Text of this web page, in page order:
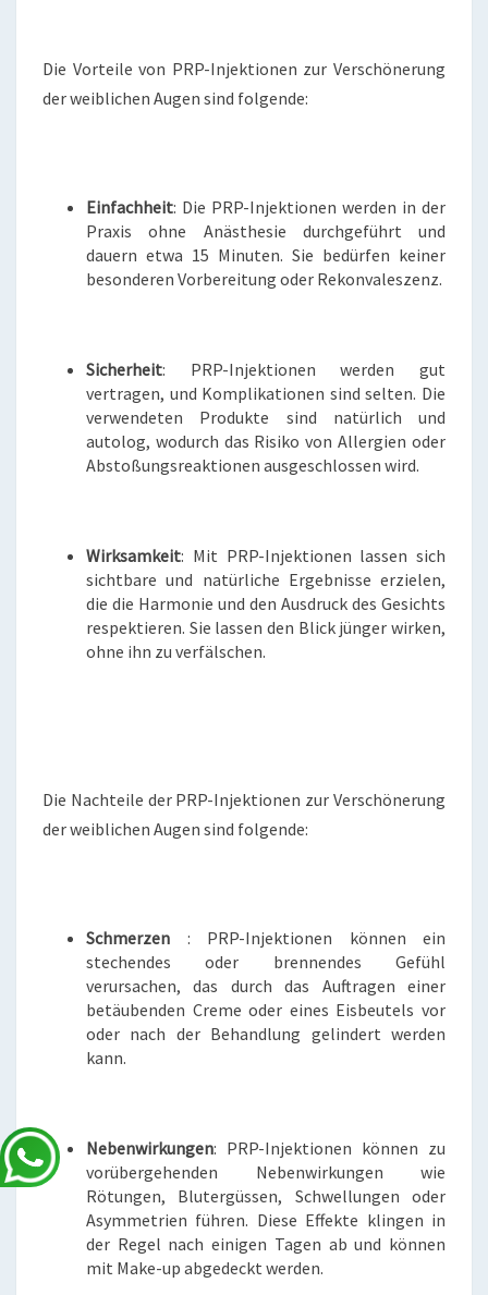
Die Vorteile von PRP-Injektionen zur Verschönerung
der weiblichen Augen sind folgende:
Einfachheit: Die PRP-Injektionen werden in der
Praxis ohne Anästhesie durchgeführt und
dauern etwa 15 Minuten. Sie bedürfen keiner
besonderen Vorbereitung oder Rekonvaleszenz.
Sicherheit: PRP-Injektionen werden gut
vertragen, und Komplikationen sind selten. Die
verwendeten Produkte sind natürlich und
autolog, wodurch das Risiko von Allergien oder
Abstoßungsreaktionen ausgeschlossen wird.
Wirksamkeit: Mit PRP-Injektionen lassen sich
sichtbare und natürliche Ergebnisse erzielen,
die die Harmonie und den Ausdruck des Gesichts
respektieren. Sie lassen den Blick jünger wirken,
ohne ihn zu verfälschen.
Die Nachteile der PRP-Injektionen zur Verschönerung
der weiblichen Augen sind folgende:
Schmerzen : PRP-Injektionen können ein
stechendes oder brennendes Gefühl
verursachen, das durch das Auftragen einer
betäubenden Creme oder eines Eisbeutels vor
oder nach der Behandlung gelindert werden
kann.
Nebenwirkungen: PRP-Injektionen können zu
vorübergehenden Nebenwirkungen wie
Rötungen, Blutergüssen, Schwellungen oder
Asymmetrien führen. Diese Effekte klingen in
der Regel nach einigen Tagen ab und können
mit Make-up abgedeckt werden.